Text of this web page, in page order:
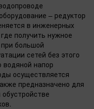
– редуктор
в инженерных
получить нужное
большой
сетей без этого
водяной напор
осуществляется
предназначено для